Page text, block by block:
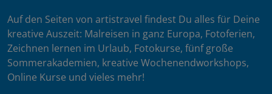
Auf den Seiten von artistravel findest Du alles für Deine
kreative Auszeit: Malreisen in ganz Europa, Fotoferien,
Zeichnen lernen im Urlaub, Fotokurse, fünf große
Sommerakademien, kreative Wochenendworkshops,
Online Kurse und vieles mehr!